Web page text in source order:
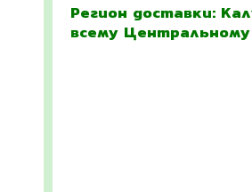
Регион доставки:
всему